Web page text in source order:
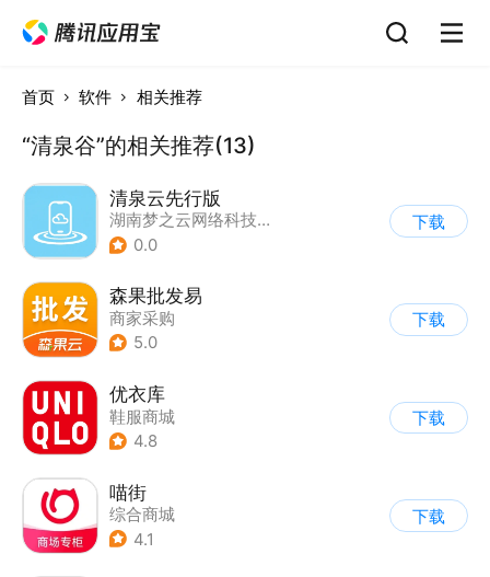
首页 软件 相关推荐
“清泉谷”的相关推荐(13)
清泉云先行版
湖南梦之云网络科技有限公司
0.0
下载
森果批发易
商家采购
5.0
下载
优衣库
鞋服商城
4.8
下载
喵街
综合商城
4.1
下载